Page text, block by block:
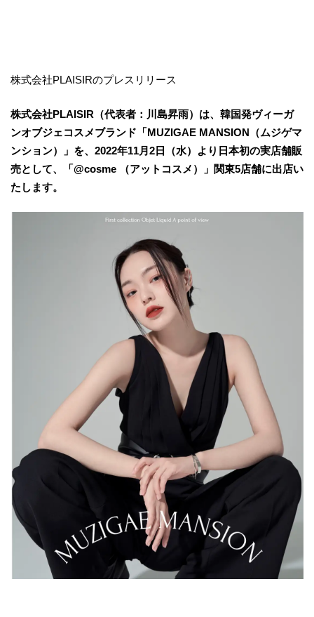
株式会社PLAISIRのプレスリリース
株式会社PLAISIR（代表者：川島昇雨）は、韓国発ヴィーガ
ンオブジェコスメブランド「MUZIGAE MANSION（ムジゲマ
ンション）」を、2022年11月2日（水）より日本初の実店舗販
売として、「@cosme （アットコスメ）」関東5店舗に出店い
たします。